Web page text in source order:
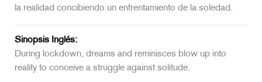
la realidad concibiendo un enfrentamiento de la soledad.
Sinopsis Inglés:
During lockdown, dreams and reminisces blow up into
reality to conceive a struggle against solitude.